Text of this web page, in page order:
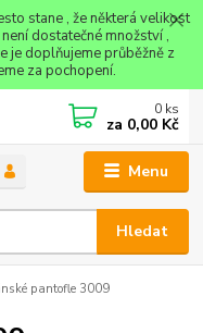
stane , že některá velikost
dostatečné množství ,
je doplňujeme průběžně z
za pochopení.
Menu
Hledat
0 ks
za 0,00 Kč
pantofle 3009